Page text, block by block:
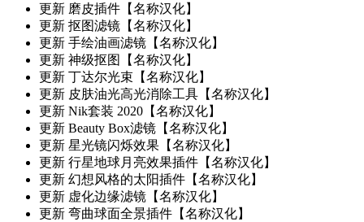
更新 磨皮插件【名称汉化】
更新 抠图滤镜【名称汉化】
更新 手绘油画滤镜【名称汉化】
更新 神级抠图【名称汉化】
更新 丁达尔光束【名称汉化】
更新 皮肤油光高光消除工具【名称汉化】
更新 Nik套装 2020【名称汉化】
更新 Beauty Box滤镜【名称汉化】
更新 星光镜闪烁效果【名称汉化】
更新 行星地球月亮效果插件【名称汉化】
更新 幻想风格的太阳插件【名称汉化】
更新 虚化边缘滤镜【名称汉化】
更新 弯曲球面全景插件【名称汉化】